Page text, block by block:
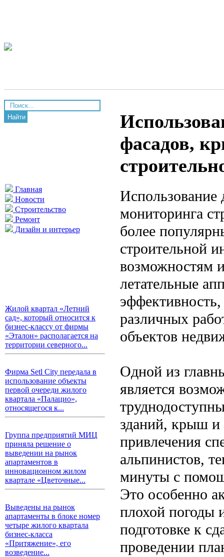
Найти
Главная
Новости
Строительство
Ремонт
Дизайн и интерьер
Жилой квартал «Летний
сад», который относится к
бизнес-классу от фирмы
«Эталон» располагается на
территории северного...
Фирма Setl City передала в
использование объекты
первой очереди жилого
квартала «Палацио»,
относящегося к...
Группа предприятий МИЦ
приняла решение о
выведении на рынок
апартаментов в
инновационном жилом
квартале «Цветочные...
Выведены на рынок
апартаменты в блоке номер
четыре жилого квартала
бизнес-класса
«Притяжение», его
возведение...
фасадов,
Использование
мониторинга
более
строительной
возможностям
летательные
различных
объектов
Одной из
является
зданий, крыш и
привлечения
альпинистов,
минуты с
Это особенно
плохой погоды
подготовке к
проведении